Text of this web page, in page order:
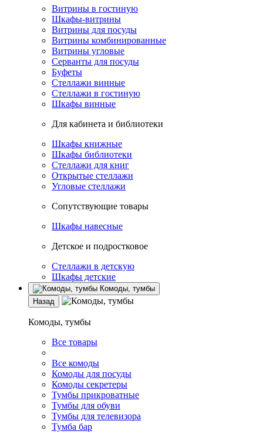
Витрины в гостиную
Шкафы-витрины
Витрины для посуды
Витрины комбинированные
Витрины угловые
Серванты для посуды
Буфеты
Стеллажи винные
Стеллажи в гостиную
Шкафы винные
Для кабинета и библиотеки
Шкафы книжные
Шкафы библиотеки
Стеллажи для книг
Открытые стеллажи
Угловые стеллажи
Сопутствующие товары
Шкафы навесные
Детское и подростковое
Стеллажи в детскую
Шкафы детские
Комоды, тумбы
Назад
Комоды, тумбы
Все товары
Все комоды
Комоды для посуды
Комоды секретеры
Тумбы прикроватные
Тумбы для обуви
Тумбы для телевизора
Тумба бар